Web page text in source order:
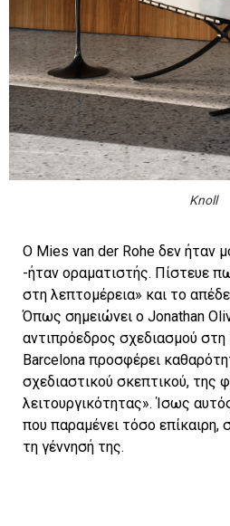
Knoll
Ο Mies van der Rohe δεν ήταν
-ήταν οραματιστής. Πίστευε
στη λεπτομέρεια» και το
Όπως σημειώνει ο Jonathan
αντιπρόεδρος σχεδιασμού στη
Barcelona προσφέρει
σχεδιαστικού σκεπτικού, της
λειτουργικότητας». Ίσως
που παραμένει τόσο επίκαιρη,
τη γέννησή της.